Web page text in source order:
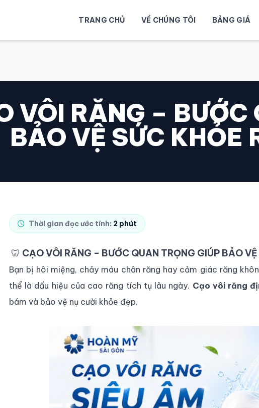
TRANG CHỦ VỀ CHÚNG TÔI BẢNG GIÁ
VÔI RĂNG – BƯỚC
BẢO VỆ SỨC KHỎE
Thời gian đọc ước tính: 2 phút
🦷 CẠO VÔI RĂNG – BƯỚC QUAN TRỌNG GIÚP BẢO
Bạn bị hôi miệng, chảy máu chân răng hay cảm giác răng
thể là dấu hiệu của cao răng tích tụ lâu ngày. Cạo vôi răng
bám và bảo vệ nụ cười khỏe đẹp.